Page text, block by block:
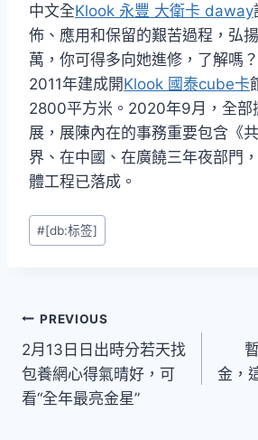
中文全Klook 永豐 大衛卡 daway
佈、應用和保留的艱苦過程，弘
萬，你可得多向她進修，了解嗎
2011年建成開Klook 國泰cube卡
2800平方米。2020年9月，全部
展，展陳內在的事務重要包含《
界、在中國、在廣饒三年夜部門
體工程已落成。
Post
Tags:
#[db:标签]
文
章
導
PREVIOUS
2月13日日出時分若天找
包養網心得氣晴好，可
看“全年最亮金星”
金，